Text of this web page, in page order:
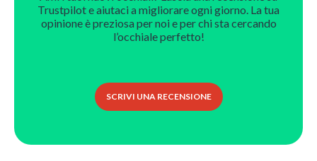
Trustpilot e aiutaci a migliorare ogni giorno. La tua
opinione è preziosa per noi e per chi sta cercando
l’occhiale perfetto!
SCRIVI UNA RECENSIONE